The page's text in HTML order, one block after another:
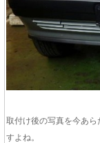
取付け後の写真を今あ
すよね。